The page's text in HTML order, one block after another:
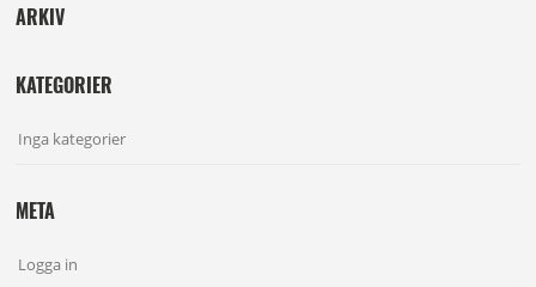
ARKIV
KATEGORIER
Inga kategorier
META
Logga in